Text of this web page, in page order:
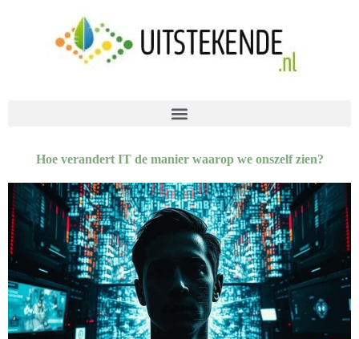
Hoe verandert IT de manier waarop we onszelf zien?